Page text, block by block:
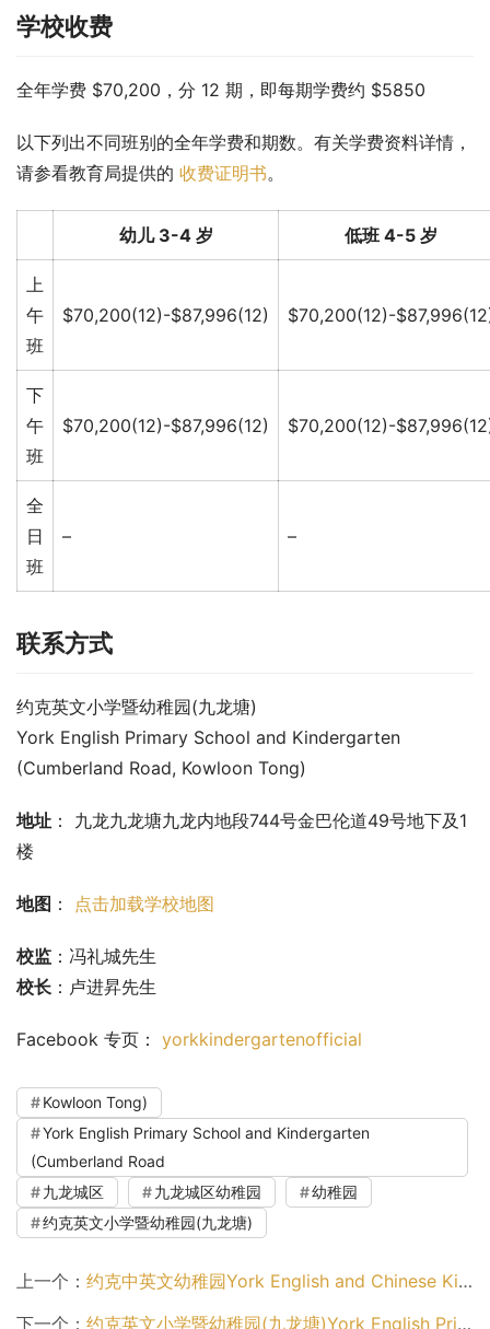
学校收费
全年学费 $70,200，分 12 期，即每期学费约 $5850
以下列出不同班别的全年学费和期数。有关学费资料详情，
请参看教育局提供的 收费证明书。
幼儿 3-4 岁 低班 4-5 岁
上
午
班
$70,200(12)-$87,996(12) $70,200(12)-
下
午
班
$70,200(12)-$87,996(12) $70,200(12)-
全
日
班
– –
联系方式
约克英文小学暨幼稚园(九龙塘)
York English Primary School and Kindergarten
(Cumberland Road, Kowloon Tong)
地址 ： 九龙九龙塘九龙内地段744号金巴伦道49号地下及1
楼
地图 ： 点击加载学校地图
校监 ：冯礼城先生
校长 ：卢进昇先生
Facebook 专页： yorkkindergartenofficial
Kowloon Tong)
York English Primary School and Kindergarten
(Cumberland Road
九龙城区
九龙城区幼稚园
幼稚园
约克英文小学暨幼稚园(九龙塘)
上一个： 约克中英文幼稚园York English and Chinese Kindergarten（九龙城区幼稚园）
下一个： 约克英文小学暨幼稚园(九龙塘)York English Primary School and Kindergarten (York Road, Kowloon Tong)（九龙城区幼稚园）